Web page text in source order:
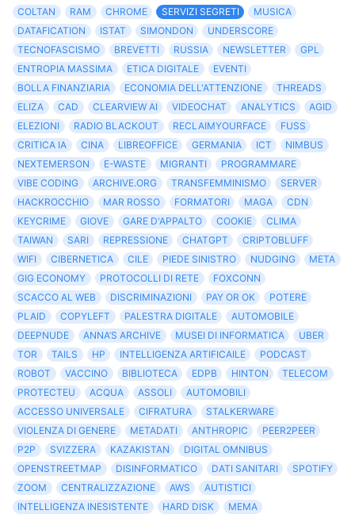
COLTAN
RAM CHROME SERVIZI SEGRETI
MUSICA
DATAFICATION
ISTAT SIMONDON
UNDERSCORE
TECNOFASCISMO
BREVETTI RUSSIA NEWSLETTER
GPL
ENTROPIA MASSIMA
ETICA DIGITALE
EVENTI
BOLLA FINANZIARIA
ECONOMIA DELL'ATTENZIONE
THREADS
ELIZA
CAD CLEARVIEW AI VIDEOCHAT ANALYTICS
AGID
ELEZIONI
RADIO BLACKOUT RECLAIMYOURFACE
FUSS
CRITICA IA
CINA LIBREOFFICE GERMANIA ICT
NIMBUS
NEXTEMERSON
E-WASTE MIGRANTI
PROGRAMMARE
VIBE CODING
ARCHIVE.ORG TRANSFEMMINISMO
SERVER
HACKROCCHIO
MAR ROSSO FORMATORI MAGA
CDN
KEYCRIME
GIOVE GARE D'APPALTO COOKIE
CLIMA
TAIWAN
SARI REPRESSIONE CHATGPT
CRIPTOBLUFF
WIFI
CIBERNETICA CILE PIEDE SINISTRO NUDGING
META
GIG ECONOMY
PROTOCOLLI DI RETE
FOXCONN
SCACCO AL WEB
DISCRIMINAZIONI PAY OR OK
POTERE
PLAID
COPYLEFT PALESTRA DIGITALE
AUTOMOBILE
DEEPNUDE
ANNA’S ARCHIVE MUSEI DI INFORMATICA
UBER
TOR
TAILS HP INTELLIGENZA ARTIFICAILE
PODCAST
ROBOT
VACCINO BIBLIOTECA EDPB HINTON
TELECOM
PROTECTEU
ACQUA ASSOLI
AUTOMOBILI
ACCESSO UNIVERSALE
CIFRATURA
STALKERWARE
VIOLENZA DI GENERE
METADATI ANTHROPIC
PEER2PEER
P2P
SVIZZERA KAZAKISTAN
DIGITAL OMNIBUS
OPENSTREETMAP
DISINFORMATICO DATI SANITARI
SPOTIFY
ZOOM
CENTRALIZZAZIONE AWS
AUTISTICI
INTELLIGENZA INESISTENTE
HARD DISK
MEMA